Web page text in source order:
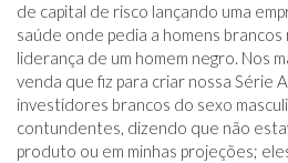
de capital de risco lançando uma
saúde onde pedia a homens
liderança de um homem negro. Nos
venda que fiz para criar nossa Série
investidores brancos do sexo
contundentes, dizendo que não
produto ou em minhas projeções;